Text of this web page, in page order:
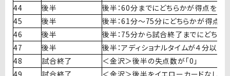
44
後半
後半：60分までにどちらかが得点を奪
45
後半
後半：61分〜75分にどちらかが得点を
46
後半
後半：75分から試合終了までにどちら
47
後半
後半：アディショナルタイムが４分以上
48
試合終了
＜金沢＞後半の失点数が「0」
49
試合終了
＜金沢＞後半をイエローカードなしで